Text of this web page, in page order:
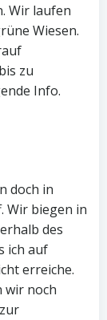
Wir laufen
Wiesen.
zu
Info.
doch in
Wir biegen in
des
ich auf
erreiche.
wir noch